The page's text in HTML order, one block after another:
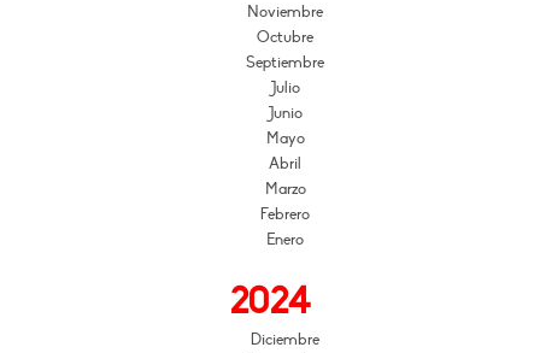
Noviembre
Octubre
Septiembre
Julio
Junio
Mayo
Abril
Marzo
Febrero
Enero
2024
Diciembre